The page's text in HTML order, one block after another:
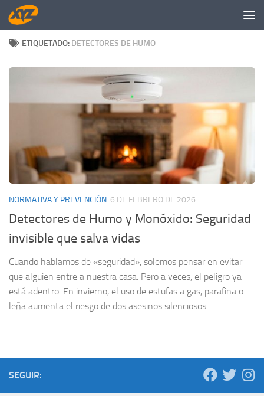
Saltar al contenido
ETIQUETADO: DETECTORES DE HUMO
NORMATIVA Y PREVENCIÓN 6 DE FEBRERO DE 2026
Detectores de Humo y Monóxido: Seguridad
invisible que salva vidas
Cuando hablamos de «seguridad», solemos pensar en evitar
que alguien entre a nuestra casa. Pero a veces, el peligro ya
está adentro. En invierno, el uso de estufas a gas, parafina o
leña aumenta el riesgo de dos asesinos silenciosos:...
SEGUIR: